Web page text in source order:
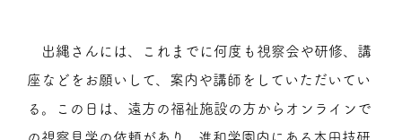
出縄さんには、これまでに何度も視察会や研修、講
座などをお願いして、案内や講師をしていただいてい
る。この日は、遠方の福祉施設の方からオンラインで